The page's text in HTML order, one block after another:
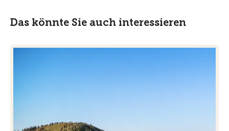
Das könnte Sie auch interessieren